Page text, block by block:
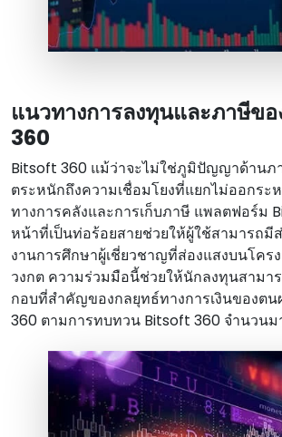
แนวทางการลงทุนและภาษีข
360
Bitsoft 360 แม้ว่าจะไม่ใช่ภูมิปัญญาด้านภ
ตระหนักถึงความเชื่อมโยงที่แยกไม่ออกระ
ทางการคลังและการเก็บภาษี แพลตฟอร์ม
หน้าที่เป็นท่อร้อยสายช่วยให้ผู้ใช้สามารถมี
งานการศึกษาผู้เชี่ยวชาญที่ส่องแสงบนโคร
วงกต ความร่วมมือนี้ช่วยให้นักลงทุนสามา
กอบที่สําคัญของกลยุทธ์ทางการเงินของต
360 ตามการทบทวน Bitsoft 360 จํานวนม